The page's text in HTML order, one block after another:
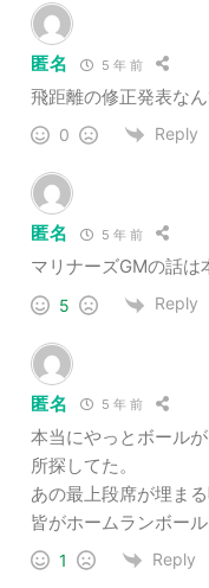
匿名 5 年 前
飛距離の修正発表な
0 Reply
匿名 5 年 前
マリナーズGMの話は
5 Reply
匿名 5 年 前
本当にやっとボール
所探してた。
あの最上段席が埋ま
皆がホームランボー
1 Reply